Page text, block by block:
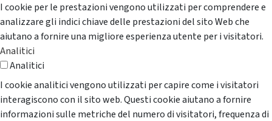
I cookie per le prestazioni vengono utilizzati per comprendere e
analizzare gli indici chiave delle prestazioni del sito Web che
aiutano a fornire una migliore esperienza utente per i visitatori.
Analitici
Analitici
I cookie analitici vengono utilizzati per capire come i visitatori
interagiscono con il sito web. Questi cookie aiutano a fornire
informazioni sulle metriche del numero di visitatori, frequenza di